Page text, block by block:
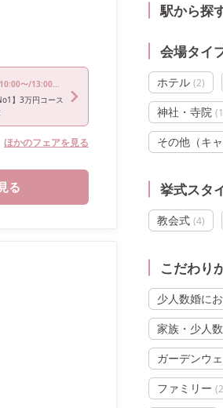
駅から探
会場タイ
ホテル (2)
神社・寺院 (1
その他（キ
挙式スタ
教会式 (4)
こだわり
少人数婚に
家族・少人
ガーデンウ
ファミリー (2
10:00〜/13:00〜/16:00〜
】3万円コース
ほかのフェアを見る
る